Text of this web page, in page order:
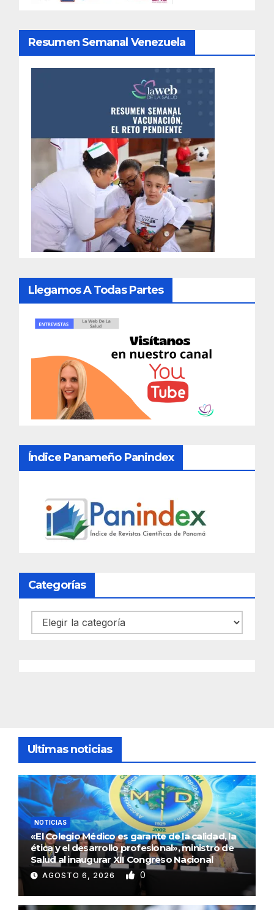
Resumen Semanal Venezuela
Llegamos A Todas Partes
Índice Panameño Panindex
Categorías
Categorías
Ultimas noticias
NOTICIAS
«El Colegio Médico es garante de la calidad, la
ética y el desarrollo profesional», ministro de
Salud al inaugurar XII Congreso Nacional
AGOSTO 6, 2026 0